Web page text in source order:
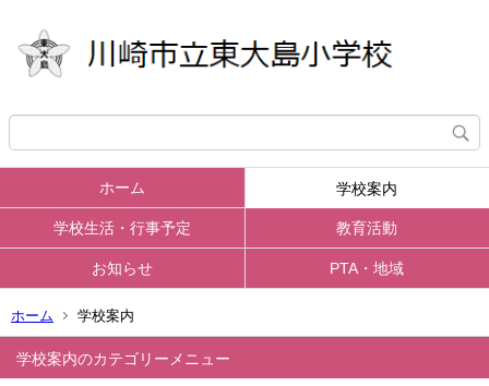
ホーム 学校案内
学校生活・行事予定 教育活動
お知らせ PTA・地域
ホーム 学校案内
学校案内